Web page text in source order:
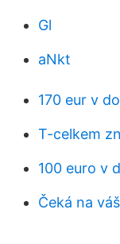
Gl
aNkt
170 eur v
T-celkem
100 euro v
Čeká na